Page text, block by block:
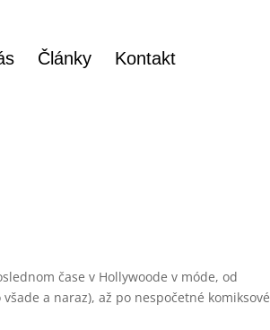
Články Kontakt
čase v Hollywoode v móde, od
a naraz), až po nespočetné komiksové